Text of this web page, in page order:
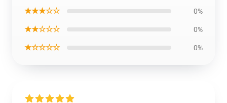
★★★☆☆ 0%
★★☆☆☆ 0%
★☆☆☆☆ 0%